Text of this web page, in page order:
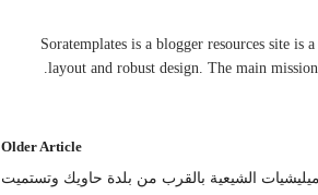
Soratemplates is a blogger resources site
layout and robust design. The main
Older Article
الشيعية بالقرب من بلدة حاويك وتستميت